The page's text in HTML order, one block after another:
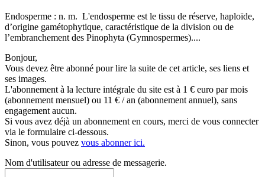
Endosperme : n. m. L'endosperme est le tissu de réserve, haploïde,
d’origine gamétophytique, caractéristique de la division ou de
l’embranchement des Pinophyta (Gymnospermes)....
Bonjour,
Vous devez être abonné pour lire la suite de cet article, ses liens et
ses images.
L'abonnement à la lecture intégrale du site est à 1 € euro par mois
(abonnement mensuel) ou 11 € / an (abonnement annuel), sans
engagement aucun.
Si vous avez déjà un abonnement en cours, merci de vous connecter
via le formulaire ci-dessous.
Sinon, vous pouvez vous abonner ici.
Nom d'utilisateur ou adresse de messagerie.